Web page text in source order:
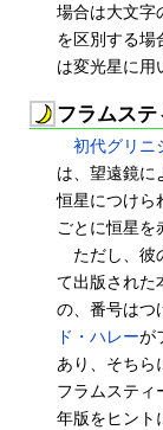
場合は大文字
を区別する場
は変光星に用
フラムス
初代グリニ
は、望遠鏡に
恒星につけら
ごとに恒星を
ただし、彼
て出版された
の、番号はつ
ド・ハレーが
あり、そちら
フラムスティ
年版をヒント